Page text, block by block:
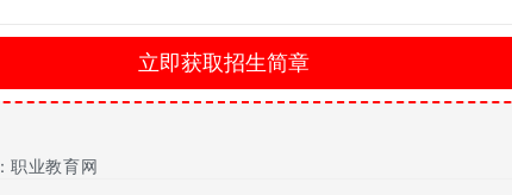
。校区和当地的高校有合作的大学学历，毕业之后可以拿到。
职业教育网